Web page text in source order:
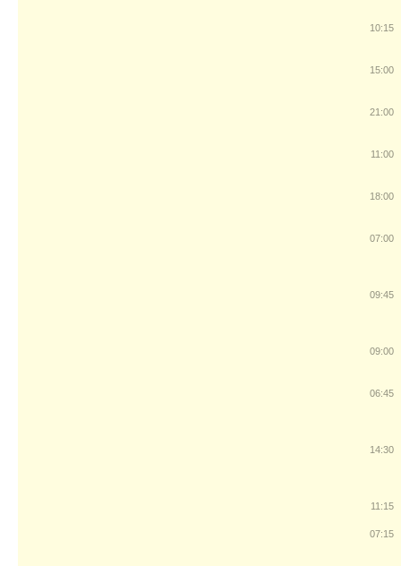
10:15
15:00
21:00
11:00
18:00
07:00
09:45
09:00
06:45
14:30
11:15
07:15